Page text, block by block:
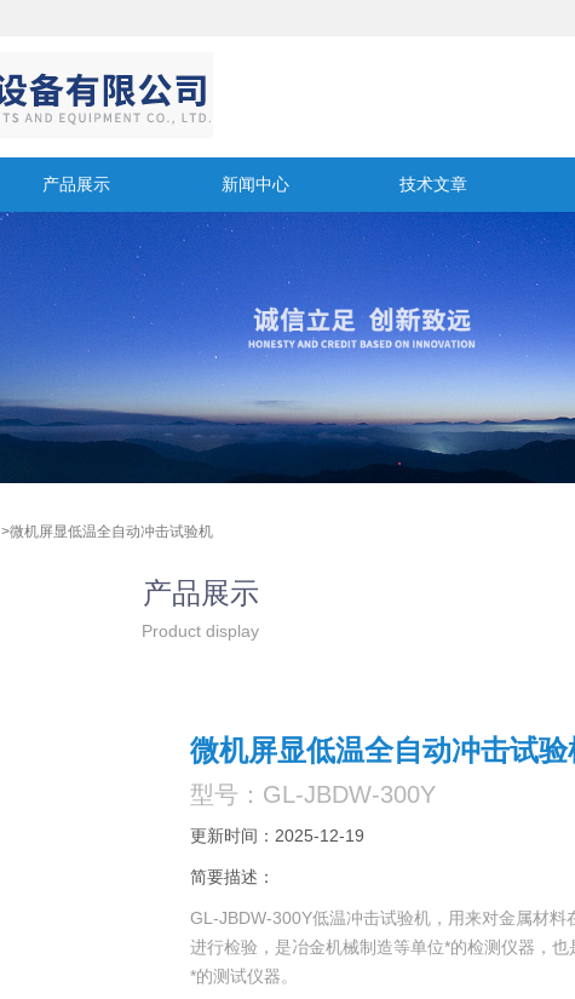
产品展示 新闻中心 技术文章
>微机屏显低温全自动冲击试验机
产品展示
Product display
微机屏显低温全自动冲击试验
型号：GL-JBDW-300Y
更新时间：2025-12-19
简要描述：
GL-JBDW-300Y低温冲击试验机，用来对金属材料
进行检验，是冶金机械制造等单位*的检测仪器，
*的测试仪器。